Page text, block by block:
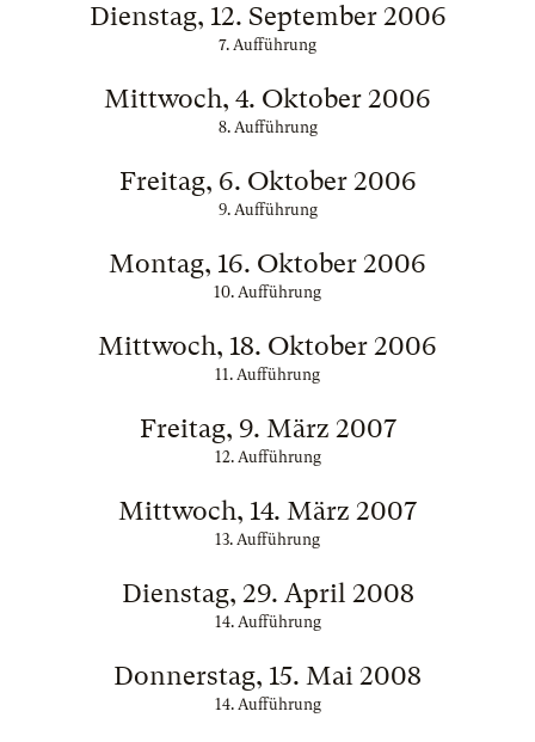
Dienstag, 12. September 2006
7. Aufführung
Mittwoch, 4. Oktober 2006
8. Aufführung
Freitag, 6. Oktober 2006
9. Aufführung
Montag, 16. Oktober 2006
10. Aufführung
Mittwoch, 18. Oktober 2006
11. Aufführung
Freitag, 9. März 2007
12. Aufführung
Mittwoch, 14. März 2007
13. Aufführung
Dienstag, 29. April 2008
14. Aufführung
Donnerstag, 15. Mai 2008
14. Aufführung